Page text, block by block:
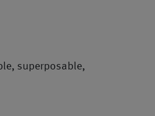
superposable,